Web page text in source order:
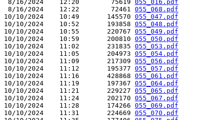
8/16/2024    12:20        75619 055_016.pdf
8/16/2024    12:22        72461 055_068.pdf
10/10/2024    10:49       145570 055_047.pdf
10/10/2024    10:52       193858 055_048.pdf
10/10/2024    10:55       220767 055_049.pdf
10/10/2024    10:59       200810 055_050.pdf
10/10/2024    11:02       231835 055_053.pdf
10/10/2024    11:05       204973 055_054.pdf
10/10/2024    11:09       217309 055_056.pdf
10/10/2024    11:12       195377 055_057.pdf
10/10/2024    11:16       428868 055_061.pdf
10/10/2024    11:19       197367 055_064.pdf
10/10/2024    11:21       229227 055_065.pdf
10/10/2024    11:24       202170 055_067.pdf
10/10/2024    11:28       174266 055_069.pdf
10/10/2024    11:31       224669 055_070.pdf